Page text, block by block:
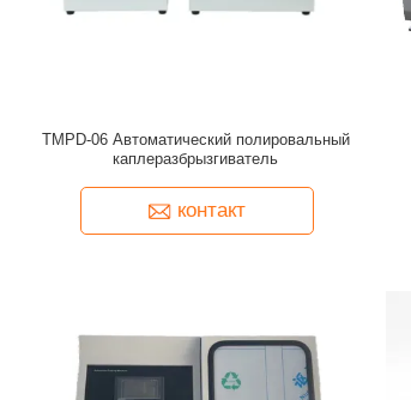
TMPD-06 Автоматический полировальный
каплеразбрызгиватель
контакт